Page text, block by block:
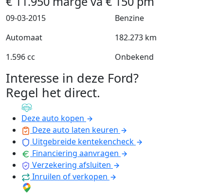
09-03-2015
Benzine
Automaat
182.273 km
1.596 cc
Onbekend
Interesse in deze Ford?
Regel het direct.
Deze auto kopen
Deze auto laten keuren
Uitgebreide kentekencheck
Financiering aanvragen
Verzekering afsluiten
Inruilen of verkopen